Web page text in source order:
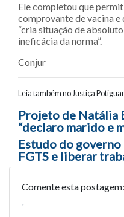
Ele completou que
comprovante de vacina e
“cria situação de
ineficácia da norma”.
Conjur
Leia também no Justiça Potiguar
Navegação
Projeto de Natália
“declaro marido e
Estudo do
FGTS e liberar
Comente esta postagem: